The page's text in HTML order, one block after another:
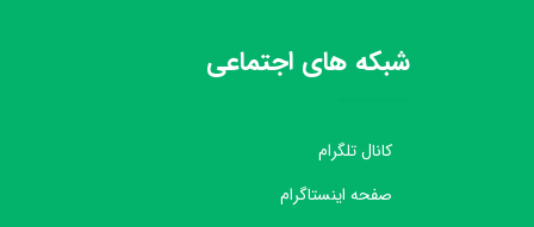
شبکه های اجتماعی
کانال تلگرام
صفحه اینستاگرام